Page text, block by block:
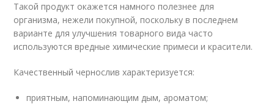
Такой продукт окажется намного полезнее для
организма, нежели покупной, поскольку в последнем
варианте для улучшения товарного вида часто
используются вредные химические примеси и красители.
Качественный чернослив характеризуется:
приятным, напоминающим дым, ароматом;